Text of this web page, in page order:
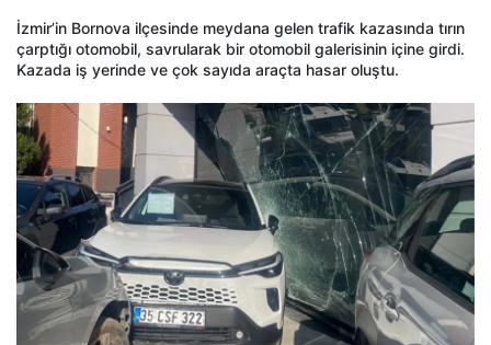
İzmir’in Bornova ilçesinde meydana gelen trafik kazasında tırın
çarptığı otomobil, savrularak bir otomobil galerisinin içine girdi.
Kazada iş yerinde ve çok sayıda araçta hasar oluştu.